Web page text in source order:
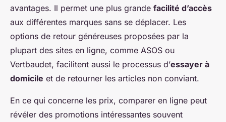
avantages. Il permet une plus grande facilité d’accès
aux différentes marques sans se déplacer. Les
options de retour généreuses proposées par la
plupart des sites en ligne, comme ASOS ou
Vertbaudet, facilitent aussi le processus d’essayer à
domicile et de retourner les articles non conviant.
En ce qui concerne les prix, comparer en ligne peut
révéler des promotions intéressantes souvent